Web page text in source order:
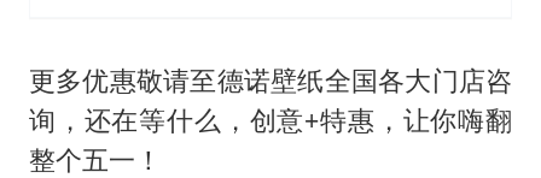
更多优惠敬请至德诺壁纸全国各大门店咨
询，还在等什么，创意+特惠，让你嗨翻
整个五一！